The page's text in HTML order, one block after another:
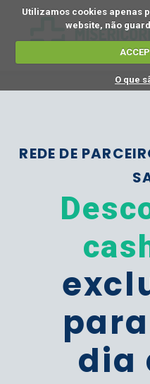
Utilizamos cookies apenas
website, não
O que
REDE DE
dia